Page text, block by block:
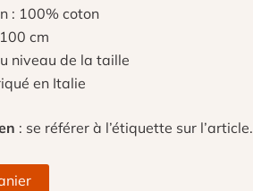
: 100% coton
cm
niveau de la taille
en Italie
: se référer à l’étiquette sur l’article.